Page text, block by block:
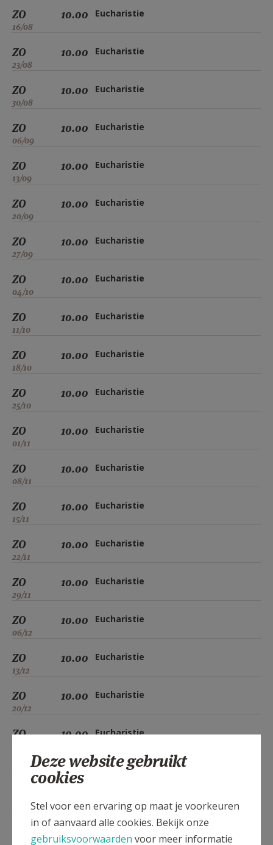
ZO
16/08
10.00 Eucharistie
ZO
23/08
10.00 Eucharistie
ZO
30/08
10.00 Eucharistie
ZO
06/09
10.00 Eucharistie
ZO
13/09
10.00 Eucharistie
ZO
20/09
10.00 Eucharistie
ZO
27/09
10.00 Eucharistie
ZO
04/10
10.00 Eucharistie
ZO
11/10
10.00 Eucharistie
ZO
18/10
10.00 Eucharistie
ZO
25/10
10.00 Eucharistie
ZO
01/11
10.00 Eucharistie
ZO
08/11
10.00 Eucharistie
ZO
15/11
10.00 Eucharistie
ZO
22/11
10.00 Eucharistie
ZO
29/11
10.00 Eucharistie
ZO
06/12
10.00 Eucharistie
ZO
13/12
10.00 Eucharistie
ZO
20/12
10.00 Eucharistie
ZO 10.00 Eucharistie
03/01
10.00 Eucharistie
10/01
10.00 Eucharistie
Deze website gebruikt
cookies
Stel voor een ervaring op maat je voorkeuren
in of aanvaard alle cookies. Bekijk onze
gebruiksvoorwaarden voor meer informatie